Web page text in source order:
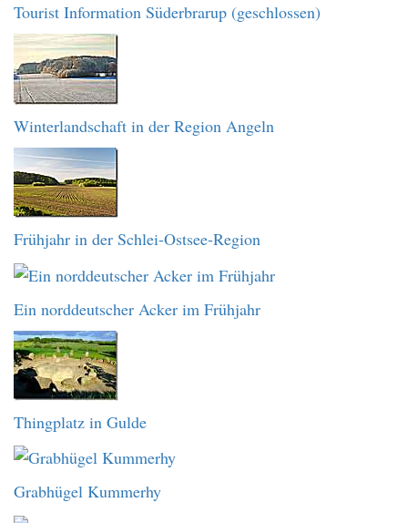
Tourist Information Süderbrarup (geschlossen)
Winterlandschaft in der Region Angeln
Frühjahr in der Schlei-Ostsee-Region
Ein norddeutscher Acker im Frühjahr
Thingplatz in Gulde
Grabhügel Kummerhy